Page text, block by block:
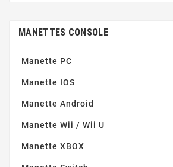
MANETTES CONSOLE
Manette PC
Manette IOS
Manette Android
Manette Wii / Wii U
Manette XBOX